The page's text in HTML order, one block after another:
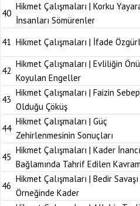
40
Hikmet Çalışmaları | Korku
İnsanları Sömürenler
41 Hikmet Çalışmaları | İfade
42
Hikmet Çalışmaları | Evliliğin
Koyulan Engeller
43
Hikmet Çalışmaları | Faizin Sebep
Olduğu Çöküş
44
Hikmet Çalışmaları | Güç
Zehirlenmesinin Sonuçları
45
Hikmet Çalışmaları | Kader İnancı
Bağlamında Tahrif Edilen
46
Hikmet Çalışmaları | Bedir Savaşı
Örneğinde Kader